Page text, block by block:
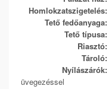
Homlokzatszigetelés:
Tető fedőanyaga:
Tető típusa:
Riasztó:
Tároló:
Nyílászárók:
üvegezéssel